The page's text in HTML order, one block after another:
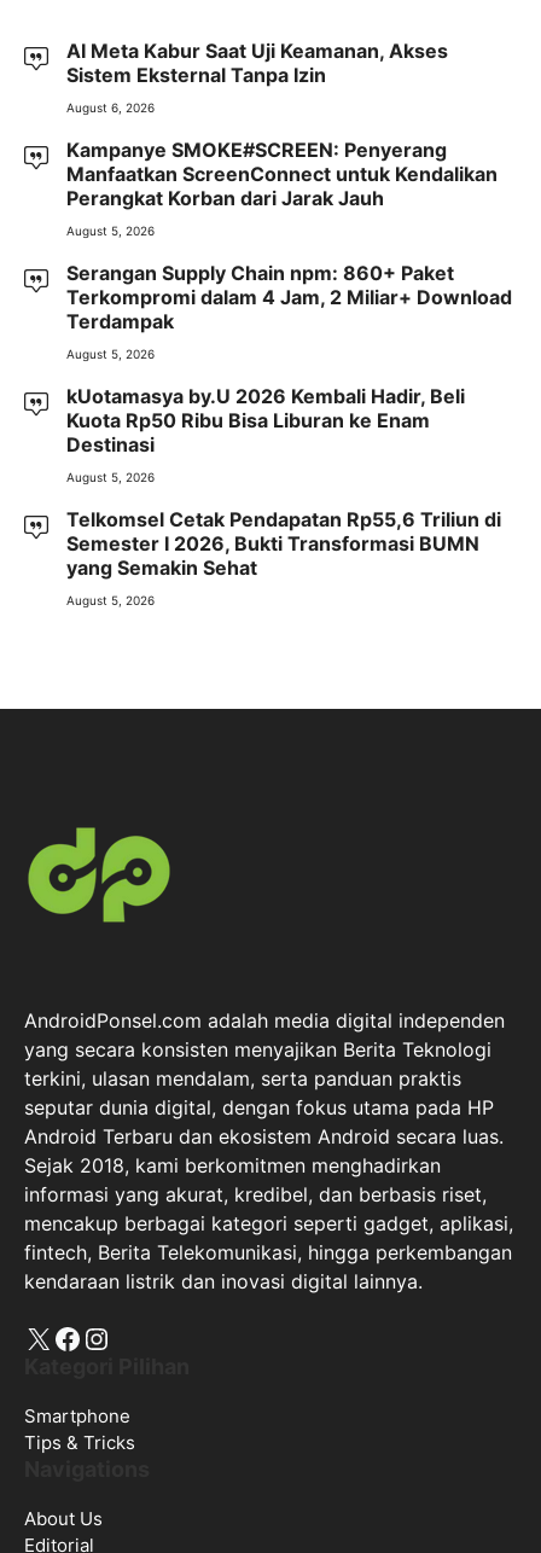
AI Meta Kabur Saat Uji Keamanan, Akses
Sistem Eksternal Tanpa Izin
August 6, 2026
Kampanye SMOKE#SCREEN: Penyerang
Manfaatkan ScreenConnect untuk Kendalikan
Perangkat Korban dari Jarak Jauh
August 5, 2026
Serangan Supply Chain npm: 860+ Paket
Terkompromi dalam 4 Jam, 2 Miliar+ Download
Terdampak
August 5, 2026
kUotamasya by.U 2026 Kembali Hadir, Beli
Kuota Rp50 Ribu Bisa Liburan ke Enam
Destinasi
August 5, 2026
Telkomsel Cetak Pendapatan Rp55,6 Triliun di
Semester I 2026, Bukti Transformasi BUMN
yang Semakin Sehat
August 5, 2026
AndroidPonsel.com adalah media digital independen
yang secara konsisten menyajikan Berita Teknologi
terkini, ulasan mendalam, serta panduan praktis
seputar dunia digital, dengan fokus utama pada HP
Android Terbaru dan ekosistem Android secara luas.
Sejak 2018, kami berkomitmen menghadirkan
informasi yang akurat, kredibel, dan berbasis riset,
mencakup berbagai kategori seperti gadget, aplikasi,
fintech, Berita Telekomunikasi, hingga perkembangan
kendaraan listrik dan inovasi digital lainnya.
X Facebook
Instagram
Smartphone
Tips & Tricks
About Us
Editorial